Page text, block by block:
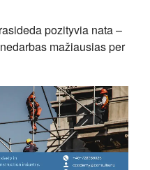
pozityvia nata –
mažiausias per